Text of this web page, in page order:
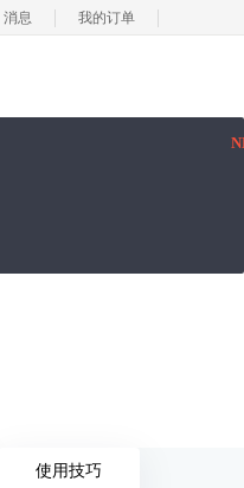
消息 我的订单
使用技巧